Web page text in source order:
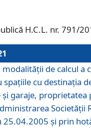
H.C.L. nr. 791/
de calcul a
cu destinaţia
şi garaje,
Societăţii
25.04.2005 și prin